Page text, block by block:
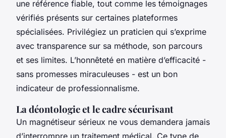
une référence fiable, tout comme les témoignages
vérifiés présents sur certaines plateformes
spécialisées. Privilégiez un praticien qui s’exprime
avec transparence sur sa méthode, son parcours
et ses limites. L’honnêteté en matière d’efficacité -
sans promesses miraculeuses - est un bon
indicateur de professionnalisme.
La déontologie et le cadre sécurisant
Un magnétiseur sérieux ne vous demandera jamais
d’interrompre un traitement médical. Ce type de